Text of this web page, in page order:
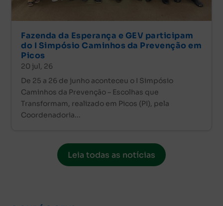
Fazenda da Esperança e GEV participam
do I Simpósio Caminhos da Prevenção em
Picos
20 jul, 26
De 25 a 26 de junho aconteceu o I Simpósio
Caminhos da Prevenção – Escolhas que
Transformam, realizado em Picos (PI), pela
Coordenadoria...
Leia todas as notícias